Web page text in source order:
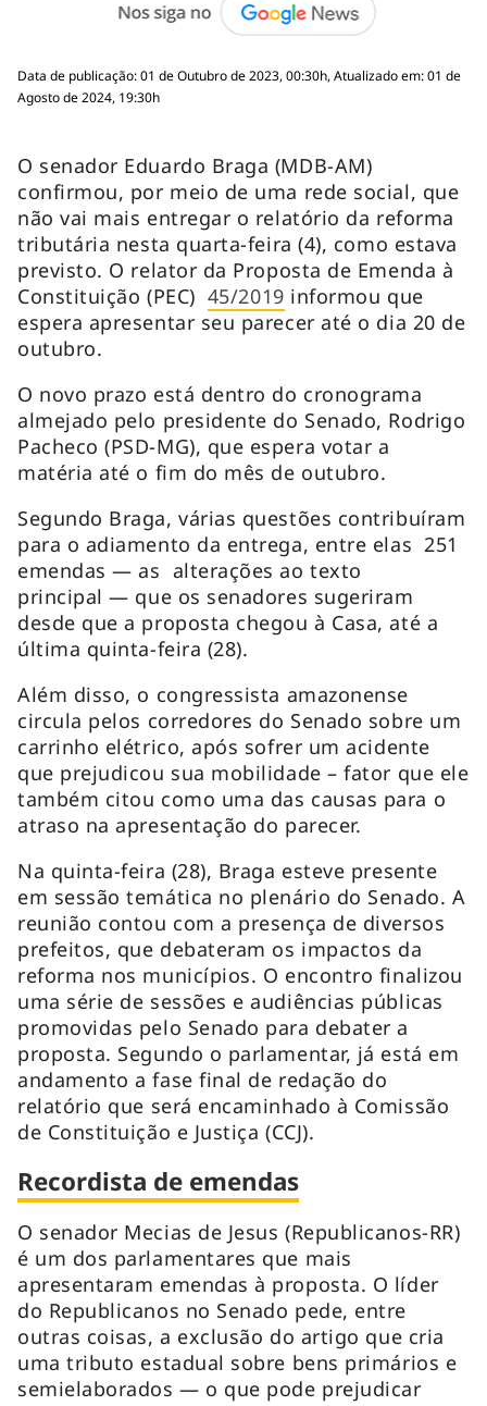
Data de publicação: 01 de Outubro de 2023, 00:30h, Atualizado em: 01 de
Agosto de 2024, 19:30h
O senador Eduardo Braga (MDB-AM)
confirmou, por meio de uma rede social, que
não vai mais entregar o relatório da reforma
tributária nesta quarta-feira (4), como estava
previsto. O relator da Proposta de Emenda à
Constituição (PEC) 45/2019 informou que
espera apresentar seu parecer até o dia 20 de
outubro.
O novo prazo está dentro do cronograma
almejado pelo presidente do Senado, Rodrigo
Pacheco (PSD-MG), que espera votar a
matéria até o fim do mês de outubro.
Segundo Braga, várias questões contribuíram
para o adiamento da entrega, entre elas 251
emendas — as alterações ao texto
principal — que os senadores sugeriram
desde que a proposta chegou à Casa, até a
última quinta-feira (28).
Além disso, o congressista amazonense
circula pelos corredores do Senado sobre um
carrinho elétrico, após sofrer um acidente
que prejudicou sua mobilidade – fator que ele
também citou como uma das causas para o
atraso na apresentação do parecer.
Na quinta-feira (28), Braga esteve presente
em sessão temática no plenário do Senado. A
reunião contou com a presença de diversos
prefeitos, que debateram os impactos da
reforma nos municípios. O encontro finalizou
uma série de sessões e audiências públicas
promovidas pelo Senado para debater a
proposta. Segundo o parlamentar, já está em
andamento a fase final de redação do
relatório que será encaminhado à Comissão
de Constituição e Justiça (CCJ).
Recordista de emendas
O senador Mecias de Jesus (Republicanos-RR)
é um dos parlamentares que mais
apresentaram emendas à proposta. O líder
do Republicanos no Senado pede, entre
outras coisas, a exclusão do artigo que cria
uma tributo estadual sobre bens primários e
semielaborados — o que pode prejudicar